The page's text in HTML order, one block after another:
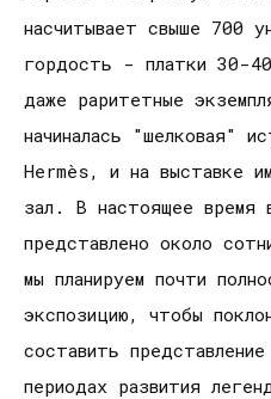
насчитывает свыше 700
гордость - платки 30-
даже раритетные
начиналась "шелковая"
Hermès, и на выставке
зал. В настоящее время
представлено около
мы планируем почти
экспозицию, чтобы
составить
периодах развития